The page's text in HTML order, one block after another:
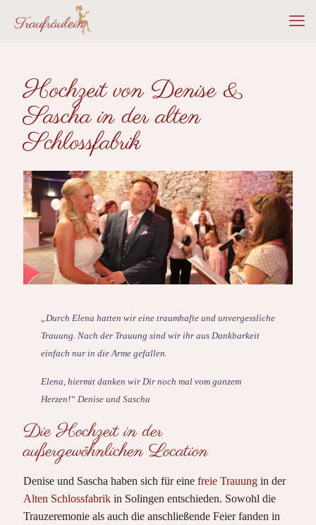
Hochzeit von Denise &
Sascha in der alten
Schlossfabrik
„Durch Elena hatten wir eine traumhafte und unvergessliche
Trauung. Nach der Trauung sind wir ihr aus Dankbarkeit
einfach nur in die Arme gefallen.
Elena, hiermit danken wir Dir noch mal vom ganzem
Herzen!“ Denise und Sascha
Die Hochzeit in der
außergewöhnlichen Location
Denise und Sascha haben sich für eine freie Trauung in der
Alten Schlossfabrik in Solingen entschieden. Sowohl die
Trauzeremonie als auch die anschließende Feier fanden in